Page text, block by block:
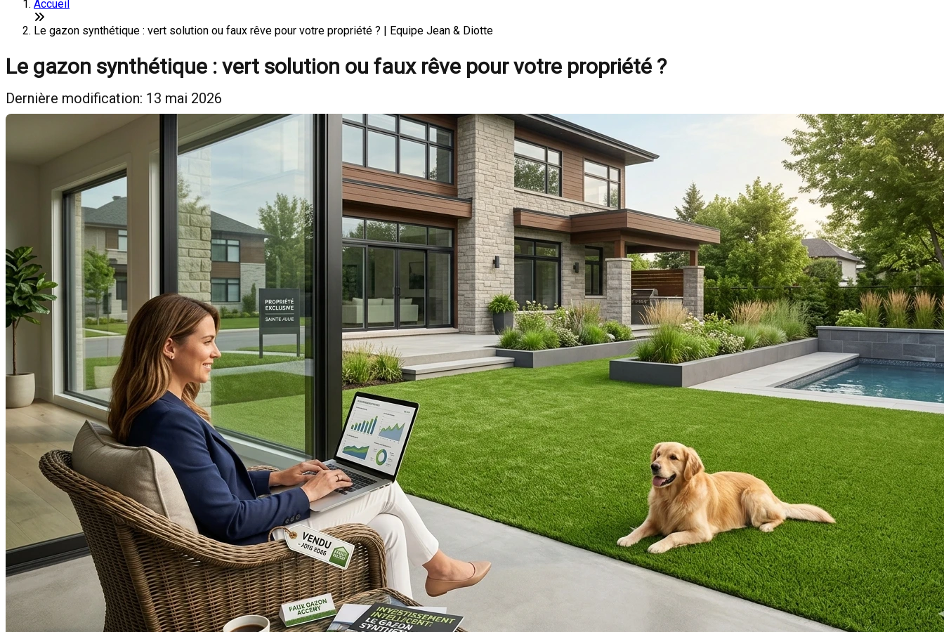
Accueil
Le gazon synthétique : vert solution ou faux rêve pour votre propriété ? | Equipe Jean & Diotte
Le gazon synthétique : vert solution ou faux rêve pour votre propriété ?
Dernière modification: 13 mai 2026